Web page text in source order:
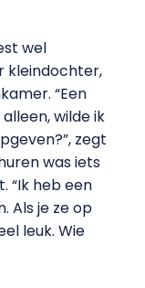
wel
kleindochter,
“Een
wilde ik
zegt
was iets
“Ik heb een
Als je ze op
leuk. Wie